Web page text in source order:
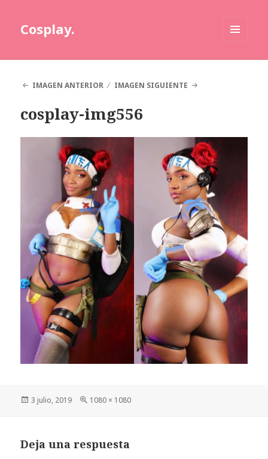
Cosplay.
IMAGEN ANTERIOR
IMAGEN SIGUIENTE
cosplay-img556
Publicado
3 julio, 2019
Tamaño
1080 × 1080
Deja una respuesta